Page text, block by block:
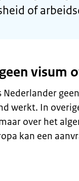
of
visum
Nederlander
werkt. In
over het
kan een